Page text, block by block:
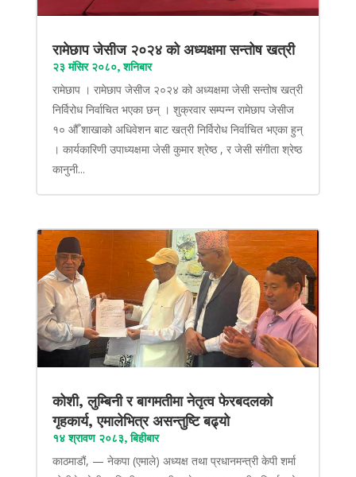
रामेछाप जेसीज २०२४ को अध्यक्षमा सन्तोष खत्री
२३ मंसिर २०८०, शनिबार
रामेछाप । रामेछाप जेसीज २०२४ को अध्यक्षमा जेसी सन्तोष खत्री
निर्विरोध निर्वाचित भएका छन् । शुक्रवार सम्पन्न रामेछाप जेसीज
१० औँ शाखाको अधिवेशन बाट खत्री निर्विरोध निर्वाचित भएका हुन्
। कार्यकारिणी उपाध्यक्षमा जेसी कुमार श्रेष्ठ , र जेसी संगीता श्रेष्ठ
कानुनी...
कोशी, लुम्बिनी र बागमतीमा नेतृत्व फेरबदलको
गृहकार्य, एमालेभित्र असन्तुष्टि बढ्यो
१४ श्रावण २०८३, बिहीबार
काठमाडौं, — नेकपा (एमाले) अध्यक्ष तथा प्रधानमन्त्री केपी शर्मा